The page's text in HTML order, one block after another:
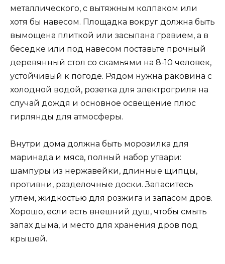
металлического, с вытяжным колпаком или
хотя бы навесом. Площадка вокруг должна быть
вымощена плиткой или засыпана гравием, а в
беседке или под навесом поставьте прочный
деревянный стол со скамьями на 8-10 человек,
устойчивый к погоде. Рядом нужна раковина с
холодной водой, розетка для электрогриля на
случай дождя и основное освещение плюс
гирлянды для атмосферы.
Внутри дома должна быть морозилка для
маринада и мяса, полный набор утвари:
шампуры из нержавейки, длинные щипцы,
противни, разделочные доски. Запаситесь
углём, жидкостью для розжига и запасом дров.
Хорошо, если есть внешний душ, чтобы смыть
запах дыма, и место для хранения дров под
крышей.